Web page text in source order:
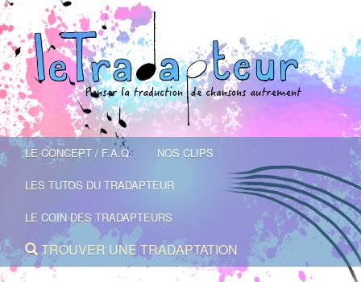
LE CONCEPT / F.A.Q. NOS CLIPS
LES TUTOS DU TRADAPTEUR
LE COIN DES TRADAPTEURS
TROUVER UNE TRADAPTATION